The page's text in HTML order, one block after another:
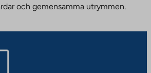
och gemensamma utrymmen.